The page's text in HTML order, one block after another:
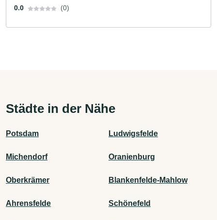
0.0 (0)
Städte in der Nähe
Potsdam Ludwigsfelde
Michendorf Oranienburg
Oberkrämer Blankenfelde-Mahlow
Ahrensfelde Schönefeld